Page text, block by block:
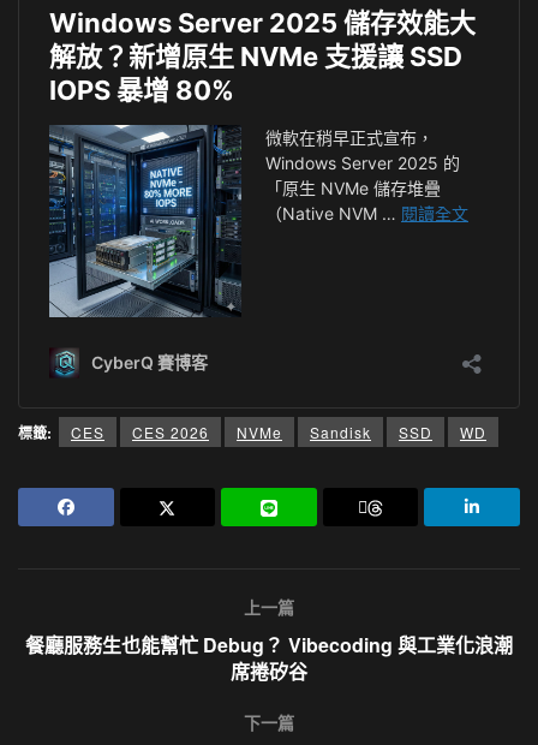
標籤: CES CES 2026 NVMe Sandisk SSD WD
上一篇
餐廳服務生也能幫忙 Debug？ Vibecoding 與工業化浪潮
席捲矽谷
下一篇